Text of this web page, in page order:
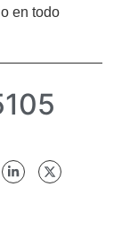
en todo